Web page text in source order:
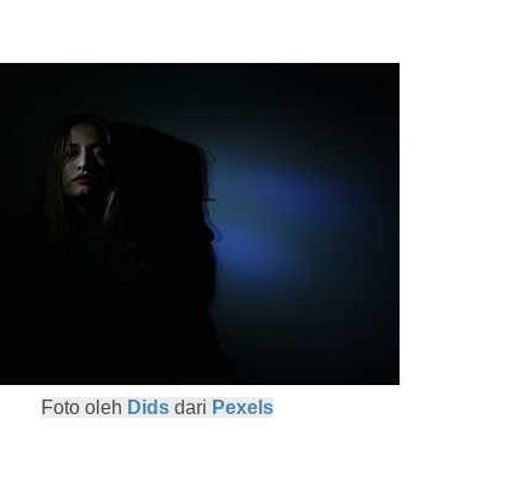
Foto oleh Didsdari Pexels